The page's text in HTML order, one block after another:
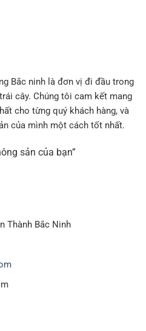
Bắc ninh là đơn vị đi đầu trong
cây. Chúng tôi cam kết mang
cho từng quý khách hàng, và
của mình một cách tốt nhất.
sản của bạn”
Thành Bắc Ninh